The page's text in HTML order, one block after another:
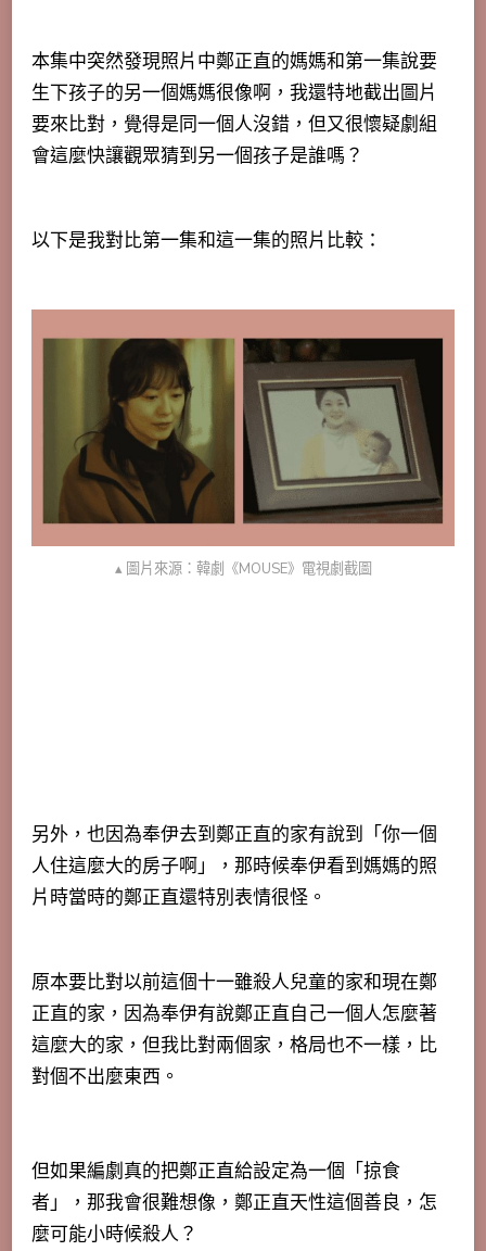
本集中突然發現照片中鄭正直的媽媽和第一集說要
生下孩子的另一個媽媽很像啊，我還特地截出圖片
要來比對，覺得是同一個人沒錯，但又很懷疑劇組
會這麼快讓觀眾猜到另一個孩子是誰嗎？
以下是我對比第一集和這一集的照片比較：
▴ 圖片來源：韓劇《MOUSE》電視劇截圖
另外，也因為奉伊去到鄭正直的家有說到「你一個
人住這麼大的房子啊」，那時候奉伊看到媽媽的照
片時當時的鄭正直還特別表情很怪。
原本要比對以前這個十一雖殺人兒童的家和現在鄭
正直的家，因為奉伊有說鄭正直自己一個人怎麼著
這麼大的家，但我比對兩個家，格局也不一樣，比
對個不出麼東西。
但如果編劇真的把鄭正直給設定為一個「掠食
者」，那我會很難想像，鄭正直天性這個善良，怎
麼可能小時候殺人？